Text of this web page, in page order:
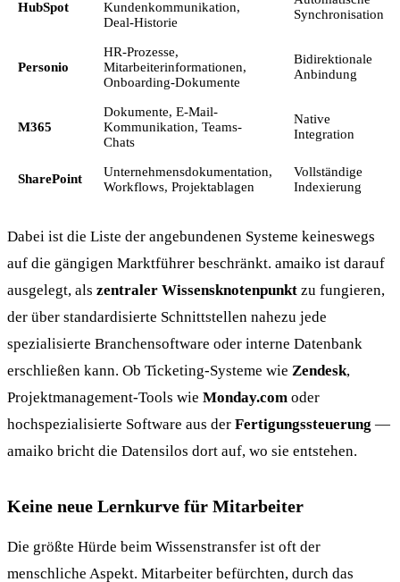
HubSpot
Kundenkommunikation,
Deal-Historie
Synchronisation
Personio
HR-Prozesse,
Mitarbeiterinformationen,
Onboarding-Dokumente
Bidirektionale
Anbindung
M365
Dokumente, E-Mail-
Kommunikation, Teams-
Chats
Native
Integration
SharePoint
Unternehmensdokumentation,
Workflows, Projektablagen
Vollständige
Indexierung
Dabei ist die Liste der angebundenen Systeme keineswegs
auf die gängigen Marktführer beschränkt. amaiko ist darauf
ausgelegt, als zentraler Wissensknotenpunkt zu fungieren,
der über standardisierte Schnittstellen nahezu jede
spezialisierte Branchensoftware oder interne Datenbank
erschließen kann. Ob Ticketing-Systeme wie Zendesk,
Projektmanagement-Tools wie Monday.com oder
hochspezialisierte Software aus der Fertigungssteuerung —
amaiko bricht die Datensilos dort auf, wo sie entstehen.
Keine neue Lernkurve für Mitarbeiter
Die größte Hürde beim Wissenstransfer ist oft der
menschliche Aspekt. Mitarbeiter befürchten, durch das